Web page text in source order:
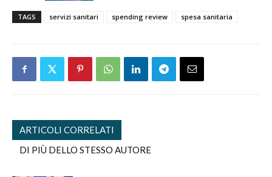
TAGS servizi sanitari spending review spesa sanitaria
ARTICOLI CORRELATI
DI PIÙ DELLO STESSO AUTORE